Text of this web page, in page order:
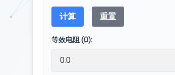
计算 重置
等效电阻 (Ω):